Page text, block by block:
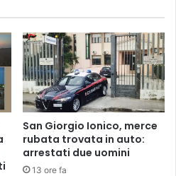
San Giorgio Ionico, merce
rubata trovata in auto:
arrestati due uomini
13 ore fa